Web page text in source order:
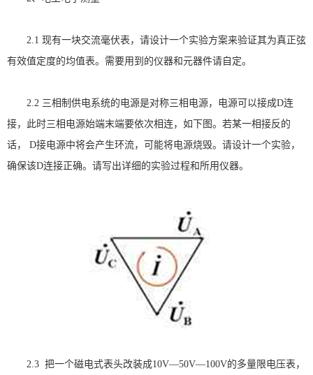
2.1 现有一块交流毫伏表，请设计一个实验方案来验证其为真正弦
有效值定度的均值表。需要用到的仪器和元器件请自定。
2.2 三相制供电系统的电源是对称三相电源，电源可以接成D连
接，此时三相电源始端末端要依次相连，如下图。若某一相接反的
话，
D接电源中将会产生环流，可能将电源烧毁。请设计一个实验，
确保该D连接正确。请写出详细的实验过程和所用仪器。
2.3 把一个磁电式表头改装成10V—50V—100V的多量限电压表，